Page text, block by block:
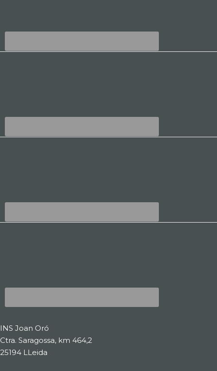
INS Joan Oró
Ctra. Saragossa, km 464,2
25194 LLeida